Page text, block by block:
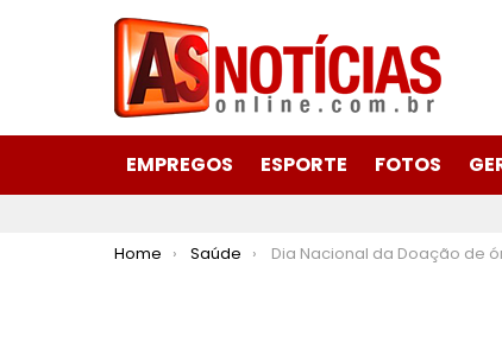
EMPREGOS ESPORTE FOTOS
You are here:
Home Saúde Dia Nacional da Doação de órgãos: um só doador pode